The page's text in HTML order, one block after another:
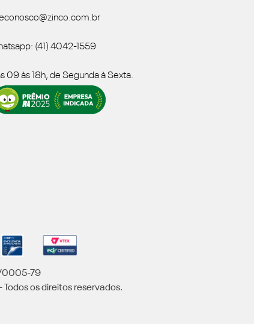
(41) 4042-1559
09 às 18h, de Segunda à Sexta.
0005-79
os direitos reservados.